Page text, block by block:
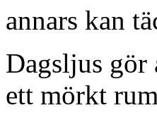
annars kan
Dagsljus gör
ett mörkt